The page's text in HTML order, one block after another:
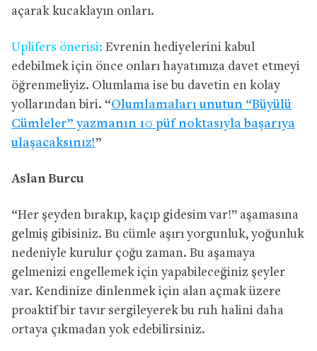
açarak kucaklayın onları.
Uplifers önerisi: Evrenin hediyelerini kabul
edebilmek için önce onları hayatımıza davet etmeyi
öğrenmeliyiz. Olumlama ise bu davetin en kolay
yollarından biri. “Olumlamaları unutun “Büyülü
Cümleler” yazmanın 10 püf noktasıyla başarıya
ulaşacaksınız!”
Aslan Burcu
“Her şeyden bırakıp, kaçıp gidesim var!” aşamasına
gelmiş gibisiniz. Bu cümle aşırı yorgunluk, yoğunluk
nedeniyle kurulur çoğu zaman. Bu aşamaya
gelmenizi engellemek için yapabileceğiniz şeyler
var. Kendinize dinlenmek için alan açmak üzere
proaktif bir tavır sergileyerek bu ruh halini daha
ortaya çıkmadan yok edebilirsiniz.